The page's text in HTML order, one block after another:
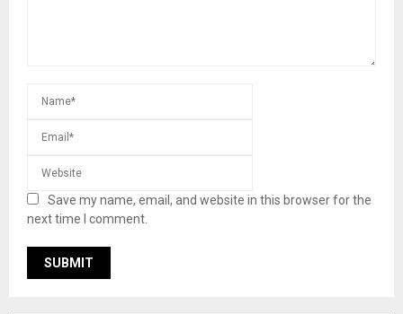
Save my name, email, and website in this browser for the
next time I comment.